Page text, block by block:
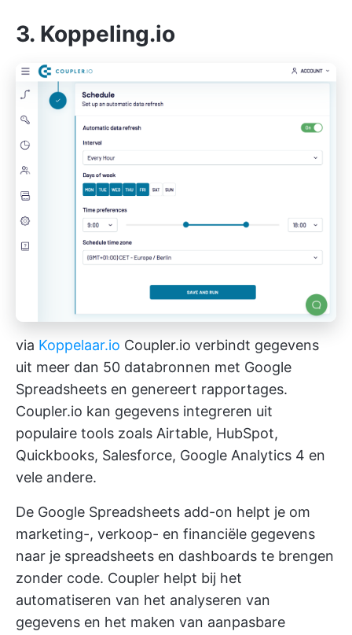
3. Koppeling.io
via Koppelaar.io Coupler.io verbindt gegevens
uit meer dan 50 databronnen met Google
Spreadsheets en genereert rapportages.
Coupler.io kan gegevens integreren uit
populaire tools zoals Airtable, HubSpot,
Quickbooks, Salesforce, Google Analytics 4 en
vele andere.
De Google Spreadsheets add-on helpt je om
marketing-, verkoop- en financiële gegevens
naar je spreadsheets en dashboards te brengen
zonder code. Coupler helpt bij het
automatiseren van het analyseren van
gegevens en het maken van aanpasbare